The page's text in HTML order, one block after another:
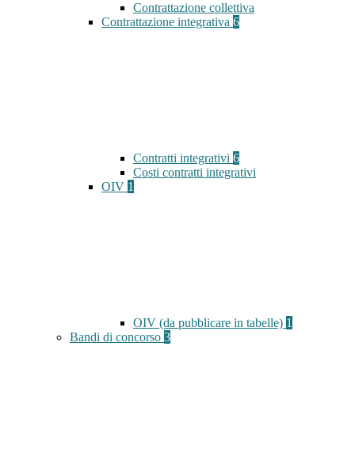
Contrattazione collettiva
Contrattazione integrativa 6
Contratti integrativi 6
Costi contratti integrativi
OIV 1
OIV (da pubblicare in tabelle) 1
Bandi di concorso 3